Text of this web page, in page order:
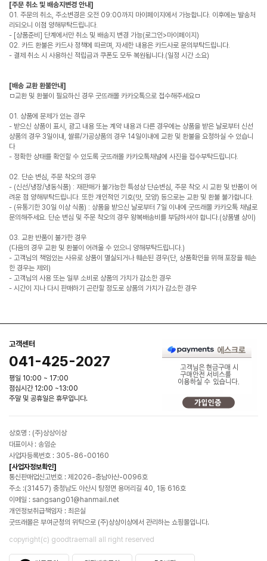
[주문 취소 및 배송지변경 안내]
01. 주문의 취소, 주소변경은 오전 09:00까지 마이페이지에서 가능합니다. 이후에는 발송처
리되오니 이점 양해부탁드립니다.
- [상품준비] 단계에서만 취소 및 배송지 변경 가능(로그인>마이페이지)
02. 카드 환불은 카드사 정책에 따르며, 자세한 내용은 카드사로 문의부탁드립니다.
- 결제 취소 시 사용하신 적립금과 쿠폰도 모두 복원됩니다.(일정 시간 소요)
[배송 교환 환불안내]
ㅁ교환 및 환불이 필요하신 경우 굿뜨래몰 카카오톡으로 접수해주세요ㅁ
01. 상품에 문제가 있는 경우
- 받으신 상품이 표시, 광고 내용 또는 계약 내용과 다른 경우에는 상품을 받은 날로부터 신선
상품의 경우 3일이내, 쌀류/가공상품의 경우 14일이내에 교환 및 환불을 요청하실 수 있습니
다
- 정확한 상태를 확인할 수 있도록 굿뜨래몰 카카오톡채널에 사진을 접수부탁드립니다.
02. 단순 변심, 주문 착오의 경우
- (신선/냉장/냉동식품) : 재판매가 불가능한 특성상 단순변심, 주문 착오 시 교환 및 반품이 어
려운 점 양해부탁드립니다. 또한 개인적인 기호(맛, 모양) 등으로는 교환 및 환불 불가합니다.
- (유통기한 30일 이상 식품) : 상품을 받으신 날로부터 7일 이내에 굿뜨래몰 카카오톡 채널로
문의해주세요. 단순 변심 및 주문 착오의 경우 왕복배송비를 부담하셔야 합니다.(상품별 상이)
03. 교환 반품이 불가한 경우
(다음의 경우 교환 및 환불이 어려울 수 있으니 양해부탁드립니다.)
- 고객님의 책임있는 사유로 상품이 멸실되거나 훼손된 경우(단, 상품확인을 위해 포장을 훼손
한 경우는 제외)
- 고객님의 사용 또는 일부 소비로 상품의 가치가 감소한 경우
- 시간이 지나 다시 판매하기 곤란할 정도로 상품의 가치가 감소한 경우
고객센터
041-425-2027
평일 10:00 ~ 17:00
점심시간 12:00 ~13:00
주말 및 공휴일은 휴무입니다.
상호명 : (주)상상이상
대표이사 : 송임순
사업자등록번호 : 305-86-00160
[사업자정보확인]
통신판매업신고번호 : 제2026-충남아산-0096호
주소 :(31457) 충청남도 아산시 탕정면 용머리길 40, 1동 616호
이메일 : sangsang01@hanmail.net
개인정보취급책임자 : 최은실
굿뜨래몰은 부여군청의 위탁으로 (주)상상이상에서 관리하는 쇼핑몰입니다.
copyright(c) goodtraemall all right reserved